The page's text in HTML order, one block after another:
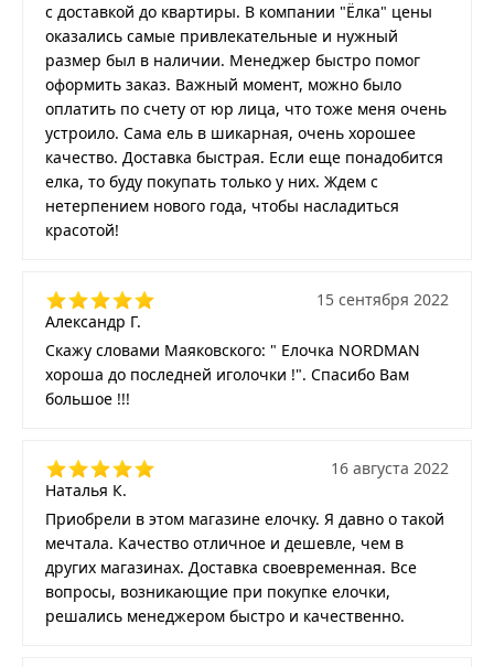
с доставкой до квартиры. В компании "Ёлка" цены
оказались самые привлекательные и нужный
размер был в наличии. Менеджер быстро помог
оформить заказ. Важный момент, можно было
оплатить по счету от юр лица, что тоже меня очень
устроило. Сама ель в шикарная, очень хорошее
качество. Доставка быстрая. Если еще понадобится
елка, то буду покупать только у них. Ждем с
нетерпением нового года, чтобы насладиться
красотой!
Александр Г.
15 сентября 2022
Скажу словами Маяковского: " Елочка NORDMAN
хороша до последней иголочки !". Спасибо Вам
большое !!!
Наталья К.
16 августа 2022
Приобрели в этом магазине елочку. Я давно о такой
мечтала. Качество отличное и дешевле, чем в
других магазинах. Доставка своевременная. Все
вопросы, возникающие при покупке елочки,
решались менеджером быстро и качественно.